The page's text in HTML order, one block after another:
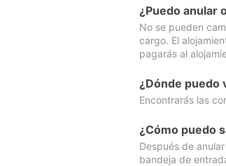
¿Puedo anular
No se pueden
cargo. El
pagarás al
¿Dónde puedo
Encontrarás las
¿Cómo puedo
Después de
bandeja de